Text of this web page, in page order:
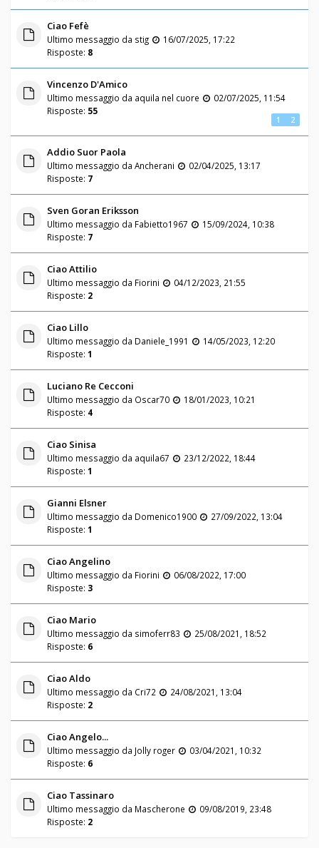
Ciao Fefè
Ultimo messaggio da stig
16/07/2025, 17:22
Risposte: 8
Vincenzo D'Amico
Ultimo messaggio da aquila nel cuore
02/07/2025, 11:54
Risposte: 55
1 2
Addio Suor Paola
Ultimo messaggio da Ancherani
02/04/2025, 13:17
Risposte: 7
Sven Goran Eriksson
Ultimo messaggio da Fabietto1967
15/09/2024, 10:38
Risposte: 7
Ciao Attilio
Ultimo messaggio da Fiorini
04/12/2023, 21:55
Risposte: 2
Ciao Lillo
Ultimo messaggio da Daniele_1991
14/05/2023, 12:20
Risposte: 1
Luciano Re Cecconi
Ultimo messaggio da Oscar70
18/01/2023, 10:21
Risposte: 4
Ciao Sinisa
Ultimo messaggio da aquila67
23/12/2022, 18:44
Risposte: 1
Gianni Elsner
Ultimo messaggio da Domenico1900
27/09/2022, 13:04
Risposte: 1
Ciao Angelino
Ultimo messaggio da Fiorini
06/08/2022, 17:00
Risposte: 3
Ciao Mario
Ultimo messaggio da simoferr83
25/08/2021, 18:52
Risposte: 6
Ciao Aldo
Ultimo messaggio da Cri72
24/08/2021, 13:04
Risposte: 2
Ciao Angelo...
Ultimo messaggio da Jolly roger
03/04/2021, 10:32
Risposte: 6
Ciao Tassinaro
Ultimo messaggio da Mascherone
09/08/2019, 23:48
Risposte: 2